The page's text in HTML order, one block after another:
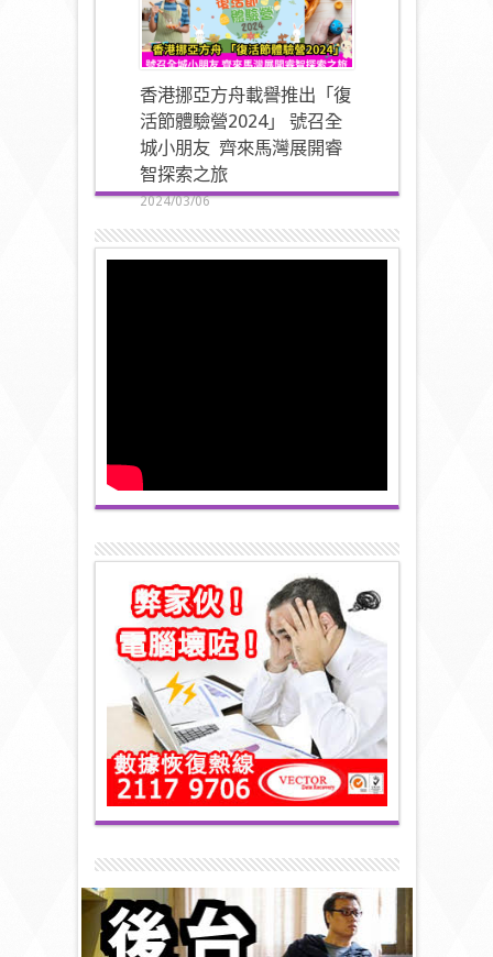
香港挪亞方舟載譽推出「復
活節體驗營2024」 號召全
城小朋友 齊來馬灣展開睿
智探索之旅
2024/03/06